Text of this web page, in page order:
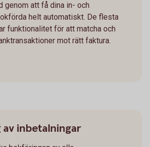
genom att få dina in- och
helt automatiskt. De flesta
funktionalitet för att matcha och
mot rätt faktura.
inbetalningar